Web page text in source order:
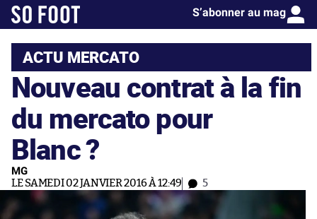
S’abonner au mag
ACTU MERCATO
Nouveau contrat à la fin
du mercato pour
Blanc ?
MG
LE SAMEDI 02 JANVIER 2016 À 12:49 5